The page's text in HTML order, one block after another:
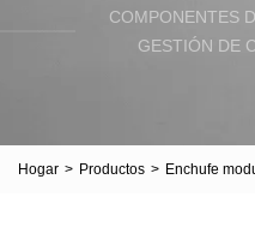
COMPONENTES
GESTIÓN DE
Hogar > Productos > Enchufe